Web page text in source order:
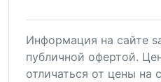
Информация на сайте
публичной офертой.
отличаться от цены на